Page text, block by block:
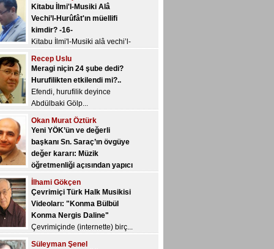
Kitabu İlmi'l-Musiki alâ vechi’l-
Hur&u...
Meragi niçin 24 şube dedi?
Hurufilikten etkilendi mi?..
Efendi, hurufilik deyince
Abdülbaki Gölp...
Yeni YÖK’ün ve değerli
başkanı Sn. Saraç’ın övgüye
değer kararı: Müzik
öğretmenliği açısından yapıcı
bir değerlendirme…
Yeni YÖK, üniversitelere yetki
devri kon...
İlhami Gökçen
Çevrimiçi Türk Halk Musikisi
Videoları: "Konma Bülbül
Konma Nergis Daline"
Çevrimiçinde (internette) birç...
Nida Tüfekçi’nin Öğrencisi
Olmak!..
Henüz yirmili yaşlara birkaç